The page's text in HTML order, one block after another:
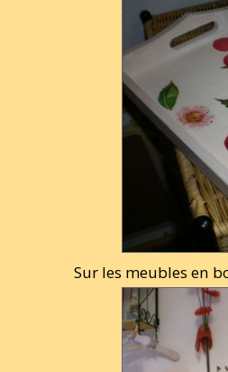
Sur les meubles en